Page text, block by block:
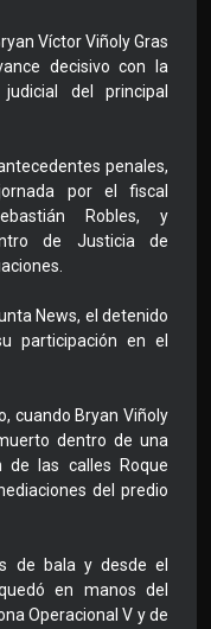
Víctor Viñoly Gras
decisivo con la
del principal
penales,
por el fiscal
Robles, y
de Justicia de
News, el detenido
participación en el
cuando Bryan Viñoly
dentro de una
de las calles Roque
del predio
de bala y desde el
en manos del
Operacional V y de